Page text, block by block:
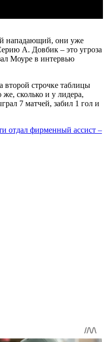
нападающий, они уже
А. Довбик – это угроза
Моуре в интервью
второй строчке таблицы
сколько и у лидера,
7 матчей, забил 1 гол и
отдал фирменный ассист –